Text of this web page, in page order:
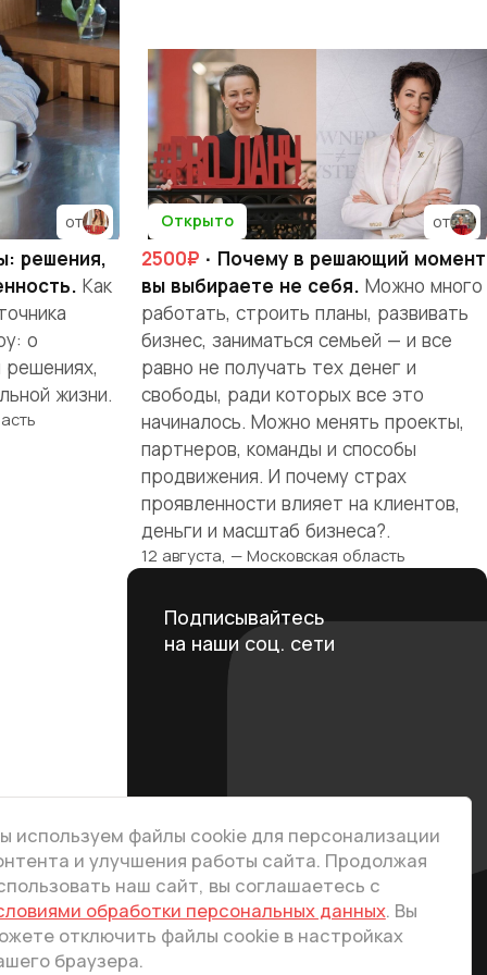
от
решения,
Как
о
решениях,
жизни.
Открыто от
2500₽ · Почему в решающий момент
вы выбираете не себя. Можно много
работать, строить планы, развивать
бизнес, заниматься семьей — и все
равно не получать тех денег и
свободы, ради которых все это
начиналось. Можно менять проекты,
партнеров, команды и способы
продвижения. И почему страх
проявленности влияет на клиентов,
деньги и масштаб бизнеса?.
12 августа, — Московская область
Подписывайтесь
на наши соц. сети
Telegram
VK
Dzen
используем файлы cookie для персонализации
и улучшения работы сайта. Продолжая
наш сайт, вы соглашаетесь с
обработки персональных данных. Вы
отключить файлы cookie в настройках
браузера.